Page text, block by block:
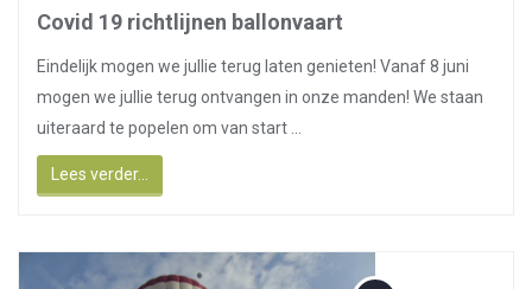
Covid 19 richtlijnen ballonvaart
Eindelijk mogen we jullie terug laten genieten! Vanaf 8 juni
mogen we jullie terug ontvangen in onze manden! We staan
uiteraard te popelen om van start ...
Lees verder...